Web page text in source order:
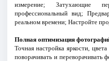
измерение; Затухающие
профессиональный вид;
реальном времени; Настройте
Полная оптимизация
Точная настройка яркости,
поворачивать и переворачивать